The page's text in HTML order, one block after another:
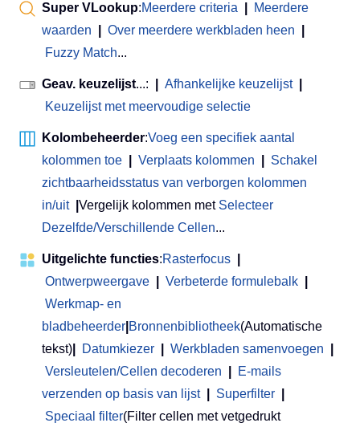
Super VLookup:Meerdere criteria
Meerdere
waarden
Over meerdere werkbladen heen
Fuzzy Match...
Geav. keuzelijst...: Afhankelijke keuzelijst
Keuzelijst met meervoudige selectie
Kolombeheerder:Voeg een specifiek aantal
kolommen toe
Verplaats kolommen
Schakel
zichtbaarheidsstatus van verborgen kolommen
in/uit
Vergelijk kolommen met Selecteer
Dezelfde/Verschillende Cellen...
Uitgelichte functies:Rasterfocus
Ontwerpweergave
Verbeterde formulebalk
Werkmap- en
bladbeheerder Bronnenbibliotheek(Automatische
tekst)
Datumkiezer Werkbladen samenvoegen
Versleutelen/Cellen decoderen
E-mails
verzenden op basis van lijst
Superfilter
Speciaal filter(Filter cellen met vetgedrukt